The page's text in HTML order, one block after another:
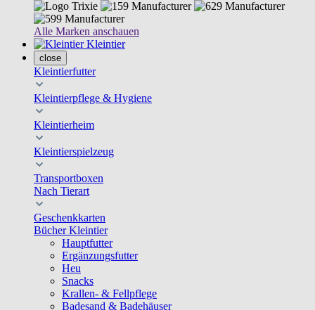
Alle Marken anschauen
Kleintier
close
Kleintierfutter
Kleintierpflege & Hygiene
Kleintierheim
Kleintierspielzeug
Transportboxen
Nach Tierart
Geschenkkarten
Bücher Kleintier
Hauptfutter
Ergänzungsfutter
Heu
Snacks
Krallen- & Fellpflege
Badesand & Badehäuser